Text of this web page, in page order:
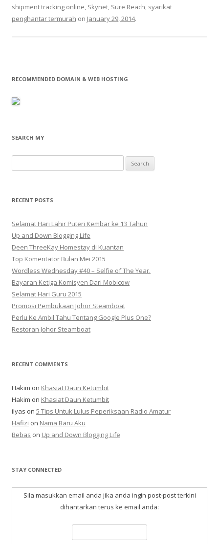
shipment tracking online, Skynet, Sure Reach, syarikat
penghantar termurah on January 29, 2014.
RECOMMENDED DOMAIN & WEB HOSTING
SEARCH MY
for:
RECENT POSTS
Selamat Hari Lahir Puteri Kembar ke 13 Tahun
Up and Down Blogging Life
Deen ThreeKay Homestay di Kuantan
Top Komentator Bulan Mei 2015
Wordless Wednesday #40 – Selfie of The Year.
Bayaran Ketiga Komisyen Dari Mobicow
Selamat Hari Guru 2015
Promosi Pembukaan Johor ‎Steamboat
Perlu Ke Ambil Tahu Tentang Google Plus One?
Restoran Johor Steamboat
RECENT COMMENTS
Hakim on Khasiat Daun Ketumbit
Hakim on Khasiat Daun Ketumbit
ilyas on 5 Tips Untuk Lulus Peperiksaan Radio Amatur
Hafizi on Nama Baru Aku
Bebas on Up and Down Blogging Life
STAY CONNECTED
Sila masukkan email anda jika anda ingin post-post terkini
dihantarkan terus ke email anda: